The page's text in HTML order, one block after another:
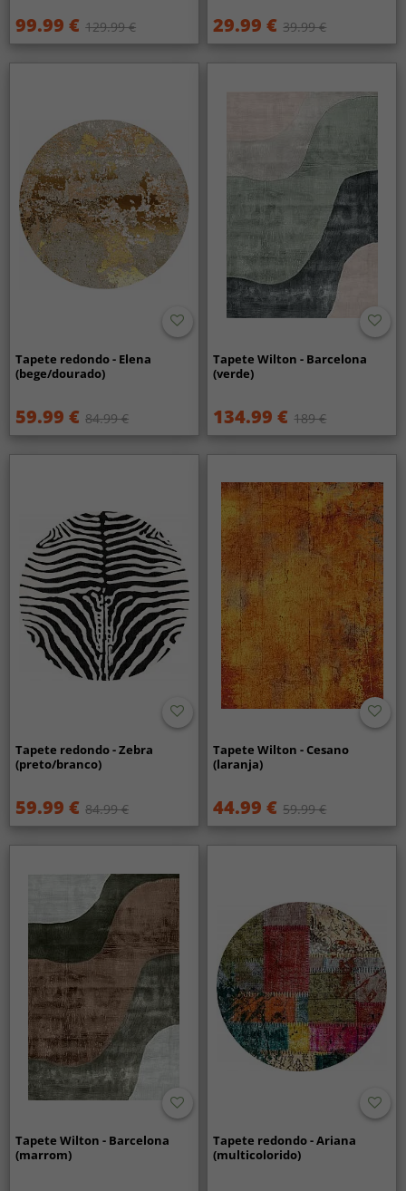
99.99 € 129.99 € 29.99 € 39.99 €
Tapete redondo - Elena
(bege/dourado)
59.99 € 84.99 €
Tapete Wilton - Barcelona
(verde)
134.99 € 189 €
Tapete redondo - Zebra
(preto/branco)
59.99 € 84.99 €
Tapete Wilton - Cesano
(laranja)
44.99 € 59.99 €
Tapete Wilton - Barcelona
(marrom)
Tapete redondo - Ariana
(multicolorido)